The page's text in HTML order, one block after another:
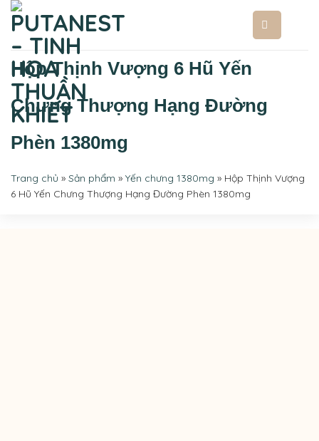
Bỏ
qua
nội
dung
Hộp Thịnh Vượng 6 Hũ Yến
Chưng Thượng Hạng Đường
Phèn 1380mg
Trang chủ » Sản phẩm » Yến chưng 1380mg » Hộp Thịnh Vượng
6 Hũ Yến Chưng Thượng Hạng Đường Phèn 1380mg